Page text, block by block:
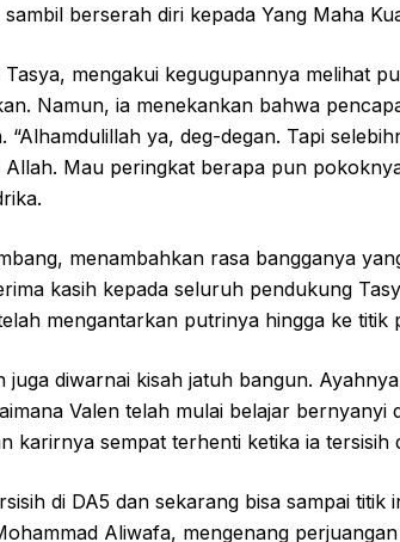
berserah diri kepada Yang Maha
mengakui kegugupannya melihat
Namun, ia menekankan bahwa
“Alhamdulillah ya, deg-degan. Tapi
Allah. Mau peringkat berapa pun
menambahkan rasa bangganya
kasih kepada seluruh pendukung
mengantarkan putrinya hingga ke titik
juga diwarnai kisah jatuh bangun.
Valen telah mulai belajar bernyanyi
karirnya sempat terhenti ketika ia tersisih
di DA5 dan sekarang bisa sampai titik
Aliwafa, mengenang